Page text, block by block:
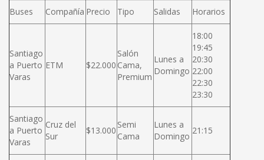
Buses Compañía Precio Tipo Salidas Horarios
Santiago
a Puerto
Varas
ETM $22.000
Salón
Cama,
Premium
Lunes a
Domingo
18:00
19:45
20:30
22:00
22:30
23:30
Santiago
a Puerto
Varas
Cruz del
Sur
$13.000
Semi
Cama
Lunes a
Domingo
21:15